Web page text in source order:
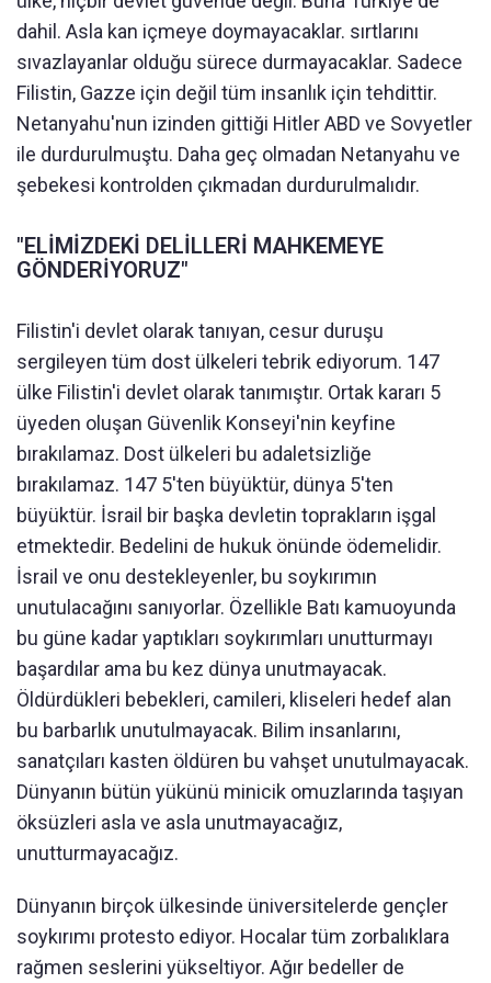
dahil. Asla kan içmeye doymayacaklar. sırtlarını
sıvazlayanlar olduğu sürece durmayacaklar. Sadece
Filistin, Gazze için değil tüm insanlık için tehdittir.
Netanyahu'nun izinden gittiği Hitler ABD ve Sovyetler
ile durdurulmuştu. Daha geç olmadan Netanyahu ve
şebekesi kontrolden çıkmadan durdurulmalıdır.
"ELİMİZDEKİ DELİLLERİ MAHKEMEYE
GÖNDERİYORUZ"
Filistin'i devlet olarak tanıyan, cesur duruşu
sergileyen tüm dost ülkeleri tebrik ediyorum. 147
ülke Filistin'i devlet olarak tanımıştır. Ortak kararı 5
üyeden oluşan Güvenlik Konseyi'nin keyfine
bırakılamaz. Dost ülkeleri bu adaletsizliğe
bırakılamaz. 147 5'ten büyüktür, dünya 5'ten
büyüktür. İsrail bir başka devletin toprakların işgal
etmektedir. Bedelini de hukuk önünde ödemelidir.
İsrail ve onu destekleyenler, bu soykırımın
unutulacağını sanıyorlar. Özellikle Batı kamuoyunda
bu güne kadar yaptıkları soykırımları unutturmayı
başardılar ama bu kez dünya unutmayacak.
Öldürdükleri bebekleri, camileri, kliseleri hedef alan
bu barbarlık unutulmayacak. Bilim insanlarını,
sanatçıları kasten öldüren bu vahşet unutulmayacak.
Dünyanın bütün yükünü minicik omuzlarında taşıyan
öksüzleri asla ve asla unutmayacağız,
unutturmayacağız.
Dünyanın birçok ülkesinde üniversitelerde gençler
soykırımı protesto ediyor. Hocalar tüm zorbalıklara
rağmen seslerini yükseltiyor. Ağır bedeller de